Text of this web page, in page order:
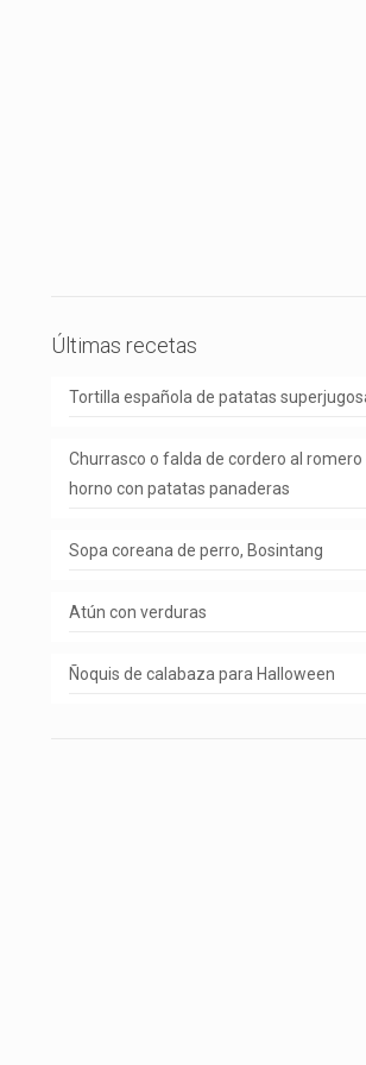
Últimas recetas
Tortilla española de patatas
Churrasco o falda de cordero al romero
horno con patatas panaderas
Sopa coreana de perro, Bosintang
Atún con verduras
Ñoquis de calabaza para Halloween